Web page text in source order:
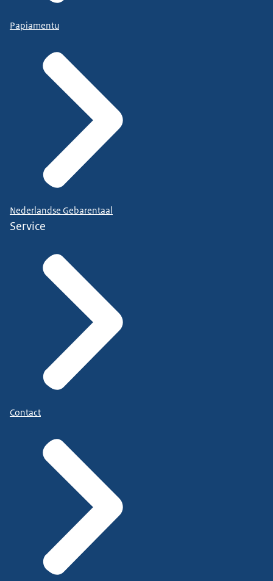
Papiamentu
Nederlandse Gebarentaal
Service
Contact